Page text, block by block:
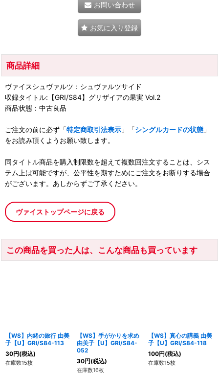
お問い合わせ
お気に入り登録
商品詳細
ヴァイスシュヴァルツ：シュヴァルツサイド
収録タイトル:【GRI/S84】グリザイアの果実 Vol.2
商品状態：中古良品
ご注文の前に必ず「特定商取引法表示 」「シングルカードの状態 」
をお読み頂くようお願い致します。
同タイトル商品を購入制限数を超えて複数回注文することは、シス
テム上は可能ですが、公平性を期すためにご注文をお断りする場合
がございます。あしからずご了承ください。
ヴァイストップページに戻る
この商品を買った人は、こんな商品も買っています
【WS】内緒の旅行 由美
子【U】GRI/S84-113
30円(税込)
在庫数15枚
【WS】手がかりを求め
由美子【U】GRI/S84-
052
30円(税込)
在庫数16枚
【WS】真心の講義 由美
子【U】GRI/S84-118
100円(税込)
在庫数15枚